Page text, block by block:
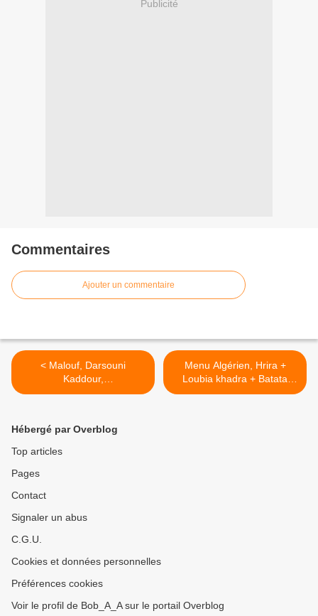
Publicité
Commentaires
Ajouter un commentaire
< Malouf, Darsouni
Kaddour,
Hayadj laghram درسوني
Menu Algérien, Hrira +
Loubia khadra + Batata
Hloua الحريرة + لوبيا خضراء
Hébergé par Overblog
Top articles
Pages
Contact
Signaler un abus
C.G.U.
Cookies et données personnelles
Préférences cookies
Voir le profil de Bob_A_A sur le portail Overblog